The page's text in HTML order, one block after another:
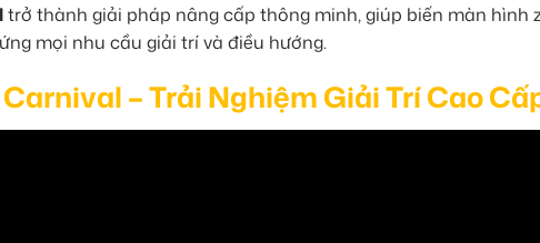
trở thành giải pháp nâng cấp thông minh, giúp biến màn hình
mọi nhu cầu giải trí và điều hướng.
– Trải Nghiệm Giải Trí Cao